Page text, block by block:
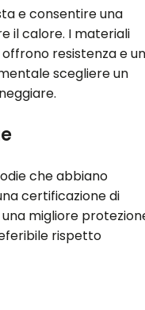
e consentire una
il calore. I materiali
resistenza e
scegliere un
che abbiano
certificazione di
migliore
rispetto